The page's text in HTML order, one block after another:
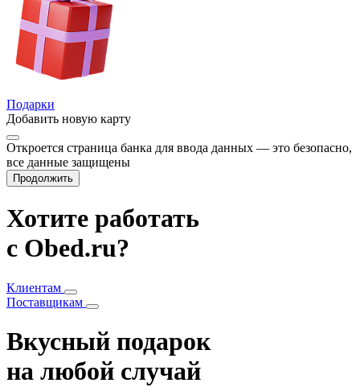
Подарки
Добавить новую карту
Откроется страница банка для ввода данных — это безопасно,
все данные защищены
Продолжить
Хотите работать
с Obed.ru?
Клиентам
Поставщикам
Вкусный подарок
на любой случай